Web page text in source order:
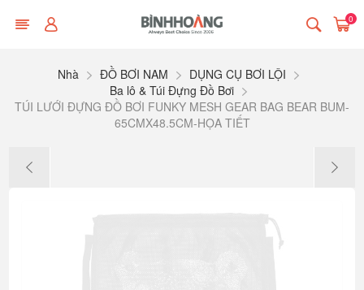
0
Nhà ĐỒ BƠI NAM
DỤNG CỤ BƠI LỘI
Ba lô & Túi Đựng Đồ Bơi
TÚI LƯỚI ĐỰNG ĐỒ BƠI FUNKY MESH GEAR BAG BEAR BUM-
65CMX48.5CM-HỌA TIẾT